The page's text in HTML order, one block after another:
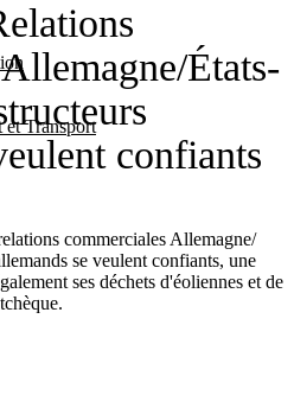
et Transport
États-
confiants
commerciales Allemagne/
se veulent confiants, une
ses déchets d'éoliennes et de